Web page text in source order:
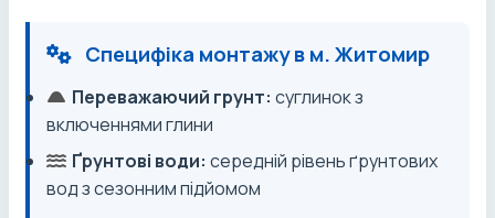
Специфіка монтажу в м. Житомир
Переважаючий грунт: суглинок з
включеннями глини
Ґрунтові води: середній рівень ґрунтових
вод з сезонним підйомом